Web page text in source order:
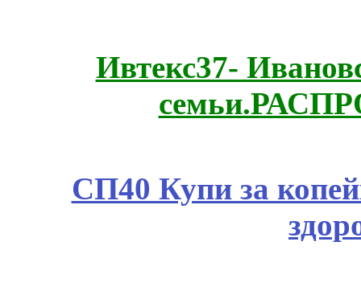
Ивтекс37-
СП40 Купи за